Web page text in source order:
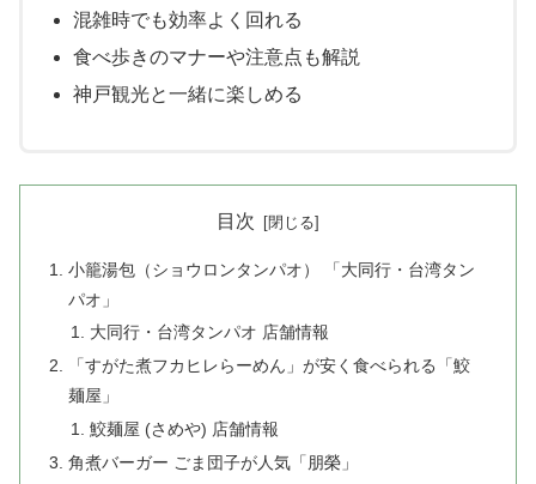
混雑時でも効率よく回れる
食べ歩きのマナーや注意点も解説
神戸観光と一緒に楽しめる
目次
小籠湯包（ショウロンタンパオ） 「大同行・台湾タン
パオ」
大同行・台湾タンパオ 店舗情報
「すがた煮フカヒレらーめん」が安く食べられる「鮫
麺屋」
鮫麺屋 (さめや) 店舗情報
角煮バーガー ごま団子が人気「朋榮」